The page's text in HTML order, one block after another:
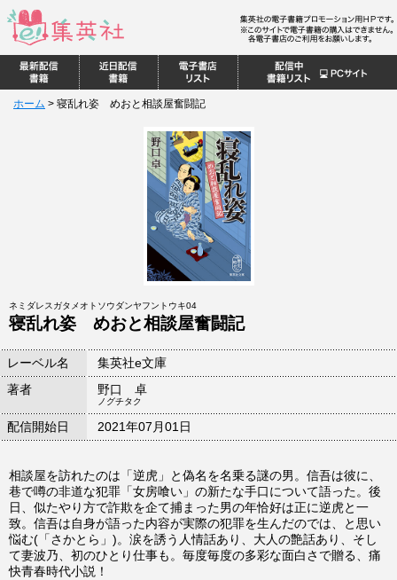
ホーム > 寝乱れ姿 めおと相談屋奮闘記
ネミダレスガタメオトソウダンヤフントウキ04
寝乱れ姿 めおと相談屋奮闘記
レーベル名
集英社e文庫
著者
野口 卓
ノグチタク
配信開始日 2021年07月01日
相談屋を訪れたのは「逆虎」と偽名を名乗る謎の男。信吾は彼に、
巷で噂の非道な犯罪「女房喰い」の新たな手口について語った。後
日、似たやり方で詐欺を企て捕まった男の年恰好は正に逆虎と一
致。信吾は自身が語った内容が実際の犯罪を生んだのでは、と思い
悩む(「さかとら」)。涙を誘う人情話あり、大人の艶話あり、そし
て妻波乃、初のひとり仕事も。毎度毎度の多彩な面白さで贈る、痛
快青春時代小説！